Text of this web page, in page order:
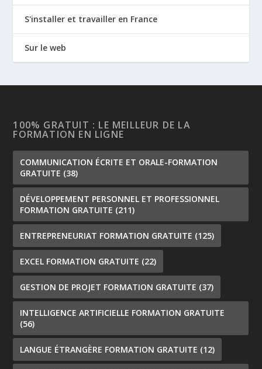
S'installer et travailler en France
Sur le web
100% GRATUIT : LE MEILLEUR DE LA
FORMATION EN LIGNE
COMMUNICATION ÉCRITE ET ORALE-FORMATION
GRATUITE (38)
DÉVELOPPEMENT PERSONNEL ET PROFESSIONNEL
FORMATION GRATUITE (211)
ENTREPRENEURIAT FORMATION GRATUITE (125)
EXCEL FORMATION GRATUITE (22)
GESTION DE PROJET FORMATION GRATUITE (37)
INTELLIGENCE ARTIFICIELLE FORMATION GRATUITE
(56)
LANGUE ÉTRANGÈRE FORMATION GRATUITE (12)